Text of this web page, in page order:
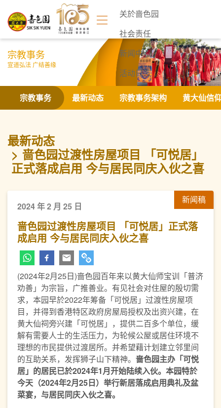
关於啬色园
社会责任
新闻中心
活动日志
联络我们
宗教事务
宣道弘法 广结善缘
宗教事务 最新动态 宗教事务架构 黄大仙信
最新动态
啬色园过渡性房屋项目 「可悦居」
正式落成启用 今与居民同庆入伙之喜
新闻稿
2024 年 2 月 25 日
啬色园过渡性房屋项目 「可悦居」正式落
成启用 今与居民同庆入伙之喜
(2024年2月25日)啬色园百年来以黄大仙师宝训「普济
劝善」为宗旨，广推善业。有见社会对住屋的殷切需
求，本园早於2022年筹备「可悦居」过渡性房屋项
目，并得到香港特区政府房屋局授权及出资兴建，在
黄大仙祠旁兴建「可悦居」，提供二百多个单位，缓
解有需要人士的生活压力，为轮候公屋或居住环境不
理想的市民提供过渡居所。并希望藉计划建立邻里间
的互助关系，发挥狮子山下精神。 啬色园主办 「可悦
居」 的居民已於2024年1月开始陆续入伙。本园特於
今天 （2024年2月25日）举行新居落成启用典礼及盆
菜宴， 与居民同庆入伙之喜。